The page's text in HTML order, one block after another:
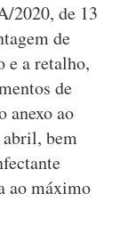
2020, de 13
de
e a retalho,
de
anexo ao
abril, bem
ao máximo